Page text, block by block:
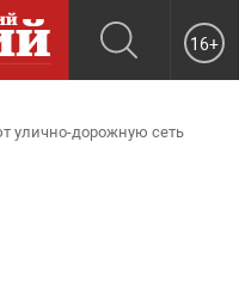
16+
улично-дорожную сеть